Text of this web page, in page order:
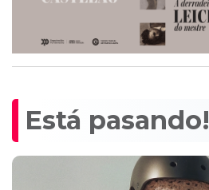
Está pasando!